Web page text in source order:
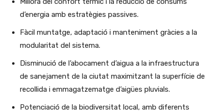
d’energia amb estratègies passives.
Fàcil muntatge, adaptació i manteniment gràcies a la
modularitat del sistema.
Disminució de l’abocament d’aigua a la infraestructura
de sanejament de la ciutat maximitzant la superfície de
recollida i emmagatzematge d’aigües pluvials.
Potenciació de la biodiversitat local, amb diferents